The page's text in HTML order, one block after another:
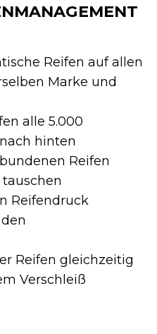
Reifen auf allen
Marke und
alle 5.000
hinten
Reifen
Reifendruck
Reifen gleichzeitig
Verschleiß